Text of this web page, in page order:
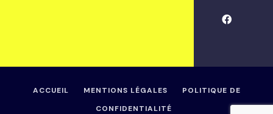
ACCUEIL MENTIONS LÉGALES
POLITIQUE DE
CONFIDENTIALITÉ